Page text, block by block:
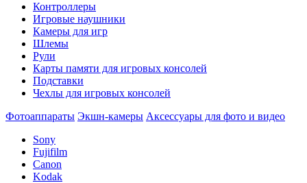
Контроллеры
Игровые наушники
Камеры для игр
Шлемы
Рули
Карты памяти для игровых консолей
Подставки
Чехлы для игровых консолей
Фотоаппараты Экшн-камеры Аксессуары для фото и видео
Sony
Fujifilm
Canon
Kodak